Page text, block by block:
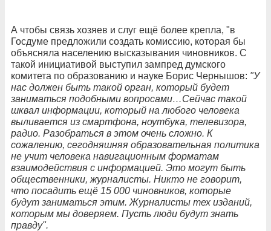
А чтобы связь хозяев и слуг ещё более крепла, "в
Госдуме предложили создать комиссию, которая бы
объясняла населению высказывания чиновников. С
такой инициативой выступил зампред думского
комитета по образованию и науке Борис Чернышов: "У
нас должен быть такой орган, который будет
заниматься подобными вопросами…Сейчас такой
шквал информации, который на любого человека
выливается из смартфона, ноутбука, телевизора,
радио. Разобраться в этом очень сложно. К
сожалению, сегодняшняя образовательная политика
не учит человека навигационным форматам
взаимодействия с информацией. Это могут быть
общественники, журналисты. Никто не говорит,
что посадить ещё 15 000 чиновников, которые
будут заниматься этим. Журналисты тех изданий,
которым мы доверяем. Пусть люди будут знать
правду".